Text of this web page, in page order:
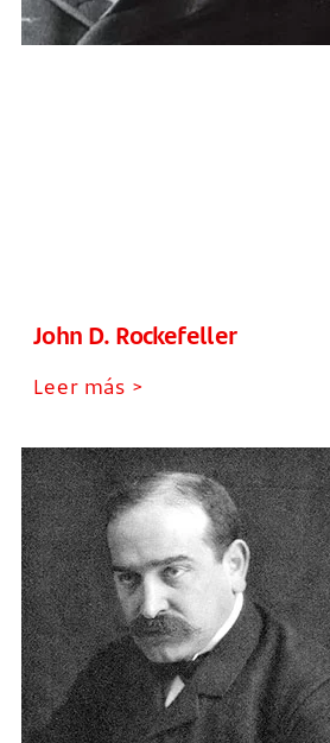
John D. Rockefeller
Leer más >